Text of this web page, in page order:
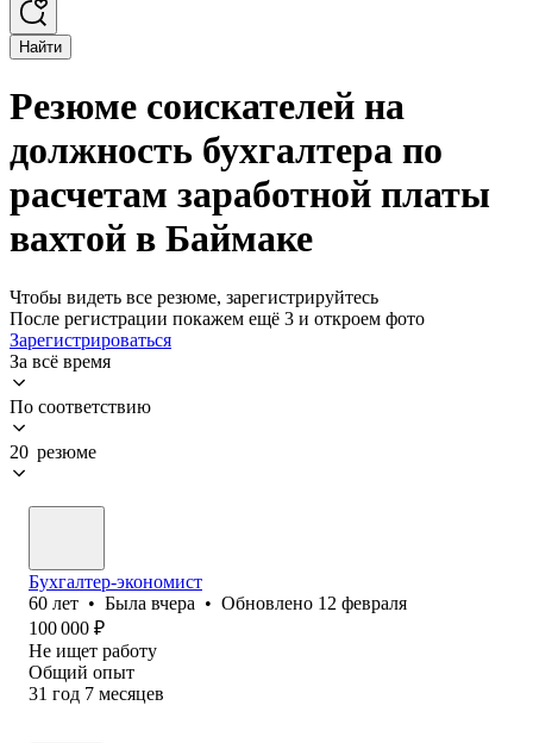
Найти
Резюме соискателей на
должность бухгалтера по
расчетам заработной платы
вахтой в Баймаке
Чтобы видеть все резюме, зарегистрируйтесь
После регистрации покажем ещё 3 и откроем фото
Зарегистрироваться
За всё время
По соответствию
20 резюме
Бухгалтер-экономист
60 лет • Была вчера • Обновлено 12 февраля
100 000 ₽
Не ищет работу
Общий опыт
31 год 7 месяцев